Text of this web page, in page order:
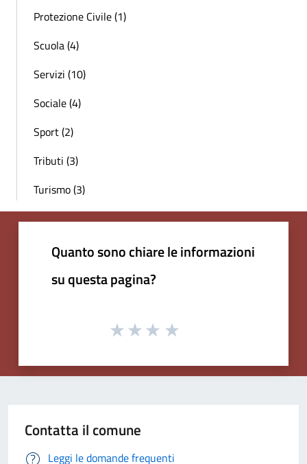
Protezione Civile (1)
Scuola (4)
Servizi (10)
Sociale (4)
Sport (2)
Tributi (3)
Turismo (3)
Quanto sono chiare le informazioni
su questa pagina?
Contatta il comune
Leggi le domande frequenti